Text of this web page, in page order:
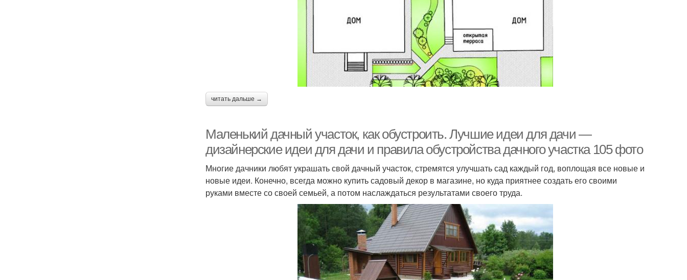
читать дальше →
Маленький дачный участок, как обустроить. Лучшие идеи для дачи —
дизайнерские идеи для дачи и правила обустройства дачного участка 105 фото
Многие дачники любят украшать свой дачный участок, стремятся улучшать сад каждый год, воплощая все новые и
новые идеи. Конечно, всегда можно купить садовый декор в магазине, но куда приятнее создать его своими
руками вместе со своей семьей, а потом наслаждаться результатами своего труда.